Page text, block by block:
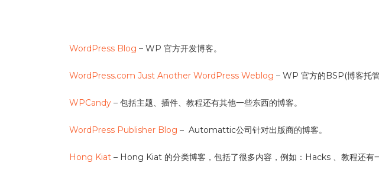
WordPress Blog – WP 官方开发博客。
WordPress.com Just Another WordPress Weblog – WP 官方的BSP(博客托管
WPCandy – 包括主题、插件、教程还有其他一些东西的博客。
WordPress Publisher Blog – Automattic公司针对出版商的博客。
Hong Kiat – Hong Kiat 的分类博客，包括了很多内容，例如：Hacks 、教程还有